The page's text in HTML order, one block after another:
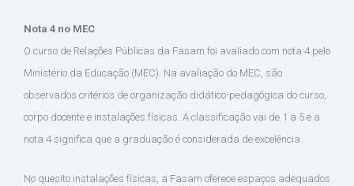
Nota 4 no MEC
O curso de Relações Públicas da Fasam foi avaliado com nota 4 pelo
Ministério da Educação (MEC). Na avaliação do MEC, são
observados critérios de organização didático-pedagógica do curso,
corpo docente e instalações físicas. A classificação vai de 1 a 5 e a
nota 4 significa que a graduação é considerada de excelência.
No quesito instalações físicas, a Fasam oferece espaços adequados